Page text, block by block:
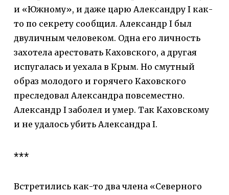
и «Южному», и даже царю Александру I как-
то по секрету сообщил. Александр I был
двуличным человеком. Одна его личность
захотела арестовать Каховского, а другая
испугалась и уехала в Крым. Но смутный
образ молодого и горячего Каховского
преследовал Александра повсеместно.
Александр I заболел и умер. Так Каховскому
и не удалось убить Александра I.
***
Встретились как-то два члена «Северного